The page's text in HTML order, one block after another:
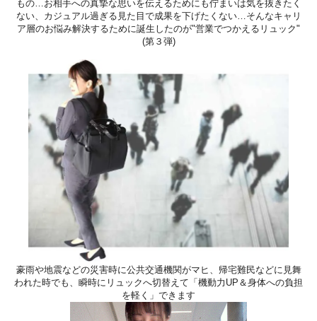
もの…お相手への真摯な思いを伝えるためにも佇まいは気を抜きたく
ない、カジュアル過ぎる見た目で成果を下げたくない…そんなキャリ
ア層のお悩み解決するために誕生したのが"営業でつかえるリュック"
(第３弾)
豪雨や地震などの災害時に公共交通機関がマヒ、帰宅難民などに見舞
われた時でも、瞬時にリュックへ切替えて「機動力UP＆身体への負担
を軽く」できます